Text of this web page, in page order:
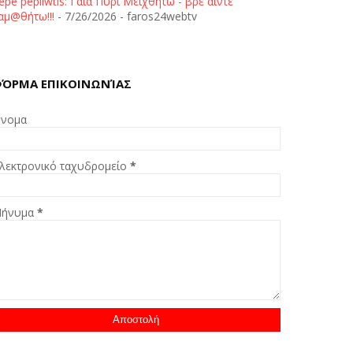
- 7/26/2026 - faros24webtv
ΕΠΙΚΟΙΝΩΝΊΑΣ
ταχυδρομείο*
*